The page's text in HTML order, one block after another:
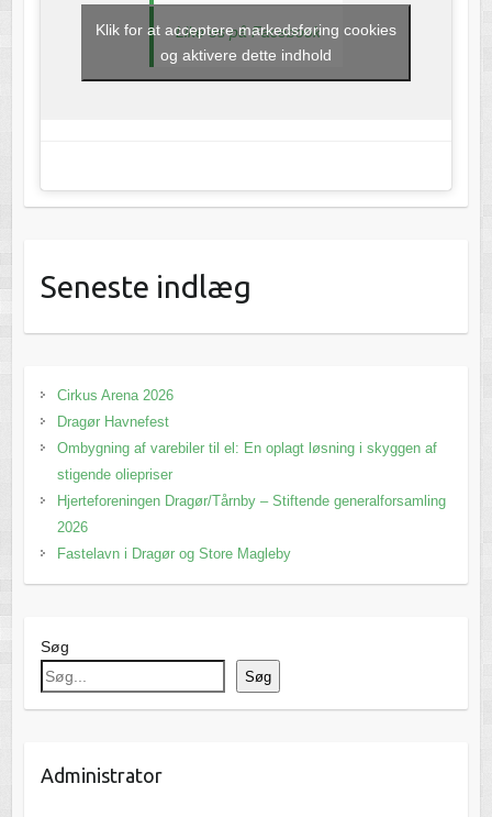
Like os på Facebook
Klik for at acceptere markedsføring cookies
og aktivere dette indhold
Seneste indlæg
Cirkus Arena 2026
Dragør Havnefest
Ombygning af varebiler til el: En oplagt løsning i skyggen af
stigende oliepriser
Hjerteforeningen Dragør/Tårnby – Stiftende generalforsamling
2026
Fastelavn i Dragør og Store Magleby
Søg
Søg
Administrator